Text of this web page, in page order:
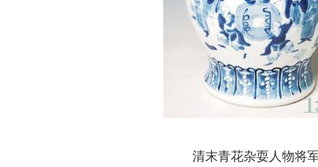
清末青花杂耍人物将